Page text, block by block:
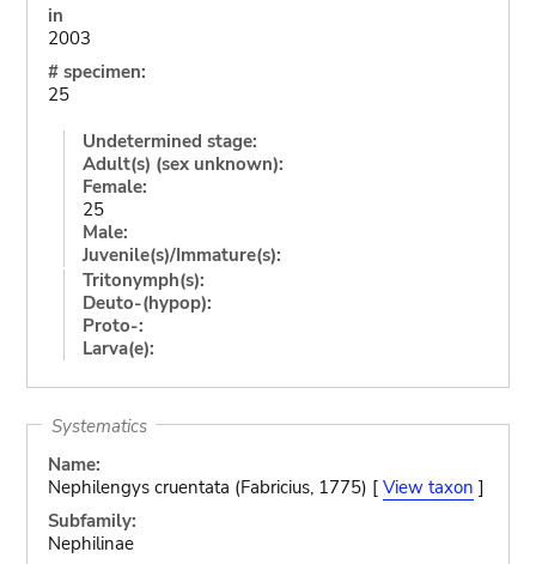
in
2003
# specimen:
25
Undetermined stage:
Adult(s) (sex unknown):
Female:
25
Male:
Juvenile(s)/Immature(s):
Tritonymph(s):
Deuto-(hypop):
Proto-:
Larva(e):
Systematics
Name:
Nephilengys cruentata (Fabricius, 1775) [ View taxon ]
Subfamily:
Nephilinae